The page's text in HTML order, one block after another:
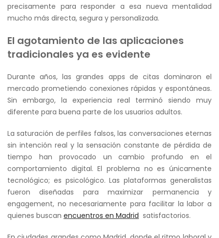
precisamente para responder a esa nueva mentalidad
mucho más directa, segura y personalizada.
El agotamiento de las aplicaciones
tradicionales ya es evidente
Durante años, las grandes apps de citas dominaron el
mercado prometiendo conexiones rápidas y espontáneas.
Sin embargo, la experiencia real terminó siendo muy
diferente para buena parte de los usuarios adultos.
La saturación de perfiles falsos, las conversaciones eternas
sin intención real y la sensación constante de pérdida de
tiempo han provocado un cambio profundo en el
comportamiento digital. El problema no es únicamente
tecnológico; es psicológico. Las plataformas generalistas
fueron diseñadas para maximizar permanencia y
engagement, no necesariamente para facilitar la labor a
quienes buscan encuentros en Madrid satisfactorios.